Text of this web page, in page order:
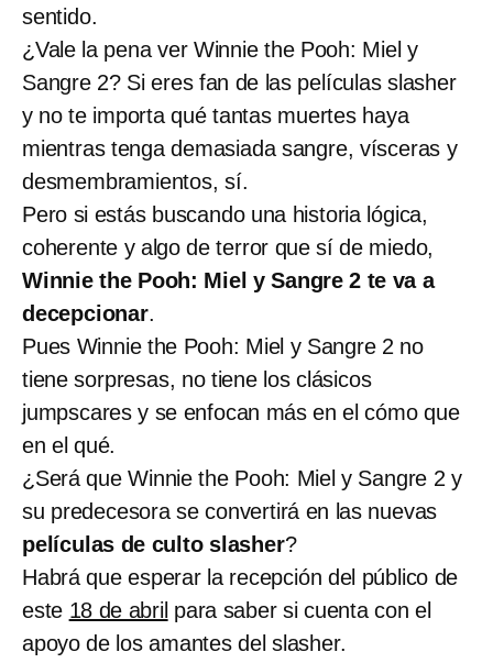
sentido.
¿Vale la pena ver Winnie the Pooh: Miel y
Sangre 2? Si eres fan de las películas slasher
y no te importa qué tantas muertes haya
mientras tenga demasiada sangre, vísceras y
desmembramientos, sí.
Pero si estás buscando una historia lógica,
coherente y algo de terror que sí de miedo,
Winnie the Pooh: Miel y Sangre 2 te va a
decepcionar.
Pues Winnie the Pooh: Miel y Sangre 2 no
tiene sorpresas, no tiene los clásicos
jumpscares y se enfocan más en el cómo que
en el qué.
¿Será que Winnie the Pooh: Miel y Sangre 2 y
su predecesora se convertirá en las nuevas
películas de culto slasher?
Habrá que esperar la recepción del público de
este 18 de abril para saber si cuenta con el
apoyo de los amantes del slasher.